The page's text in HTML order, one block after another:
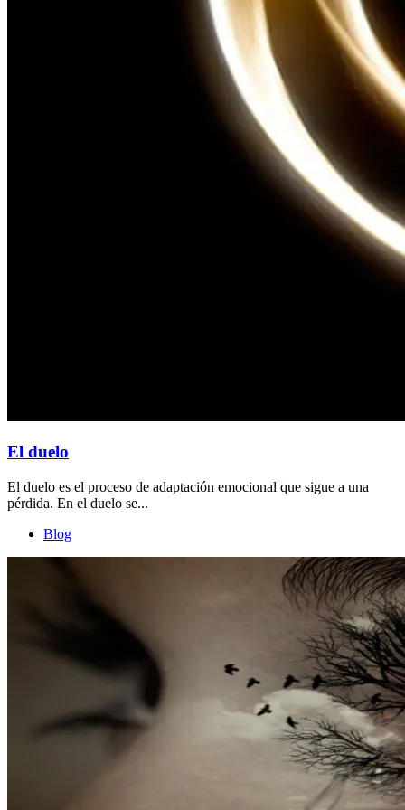
El duelo
El duelo es el proceso de adaptación emocional que sigue a una
pérdida. En el duelo se...
Blog